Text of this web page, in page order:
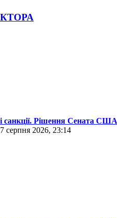
санкції. Рішення Сената США
серпня 2026, 23:14